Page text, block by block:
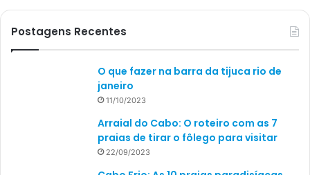
Postagens Recentes
O que fazer na barra da tijuca rio de
janeiro
11/10/2023
Arraial do Cabo: O roteiro com as 7
praias de tirar o fôlego para visitar
22/09/2023